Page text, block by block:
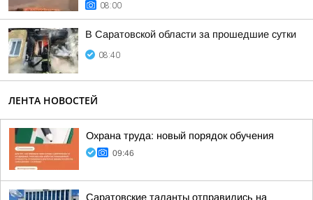
08:00
В Саратовской области за прошедшие сутки
08:40
ЛЕНТА НОВОСТЕЙ
Охрана труда: новый порядок обучения
09:46
Саратовские таланты отправились на